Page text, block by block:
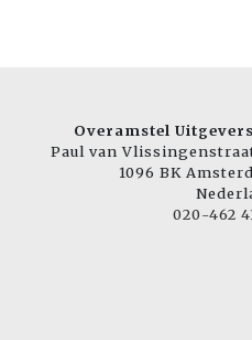
Overamstel
Paul van
1096 BK
020-462